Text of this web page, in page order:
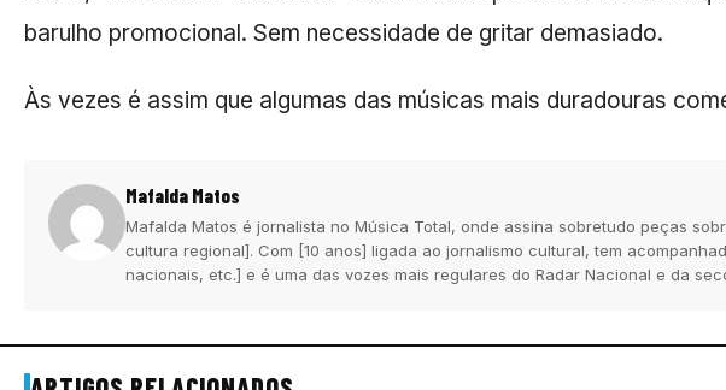
barulho promocional. Sem necessidade de gritar demasiado.
Às vezes é assim que algumas das músicas mais duradouras
Mafalda Matos
Mafalda Matos é jornalista no Música Total, onde assina sobretudo peças
cultura regional]. Com [10 anos] ligada ao jornalismo cultural, tem
nacionais, etc.] e é uma das vozes mais regulares do Radar Nacional e da